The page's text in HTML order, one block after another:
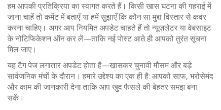
हम आपकी प्रतिक्रिया का स्वागत करते हैं। किसी खास घटना की गहराई में
जाना चाहें तो कमेंट में बताएँ या हमें सुझाएँ कि कौन सा मुद्दा विस्तार से कवर
करना चाहिए। अगर आप नियमित अपडेट चाहते हैं तो न्यूज़लेटर या वेबसाइट
के नोटिफिकेशन ऑन कर लें—ताकि नई पोस्ट आते ही आपको तुरंत सूचना
मिल जाए।
यह टैग पेज लगातार अपडेट होता है—खासकर चुनावी मौसम और बड़े
सार्वजनिक मंचों के दौरान। हमारे उद्देश्य का एक ही है: आपको साफ, भरोसेमंद
और काम की जानकारी देना ताकि आप खुद फैसले की बेहतर समझ बना
सकें।